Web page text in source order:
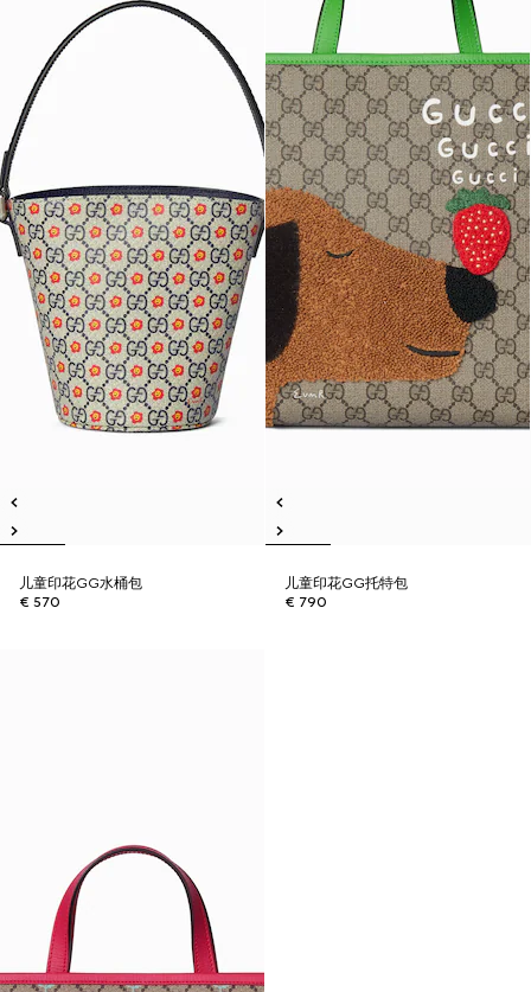
儿童印花GG水桶包
€ 570
儿童印花GG托特包
€ 790